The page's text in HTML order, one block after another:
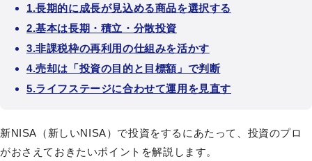
1.長期的に成長が見込める商品を選択する
2.基本は長期・積立・分散投資
3.非課税枠の再利用の仕組みを活かす
4.売却は「投資の目的と目標額」で判断
5.ライフステージに合わせて運用を見直す
新NISA（新しいNISA）で投資をするにあたって、投資のプロ
がおさえておきたいポイントを解説します。